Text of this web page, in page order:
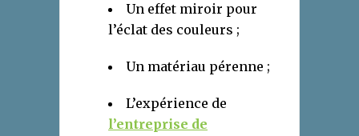
Un effet miroir pour
l’éclat des couleurs ;
Un matériau pérenne ;
L’expérience de
l’entreprise de